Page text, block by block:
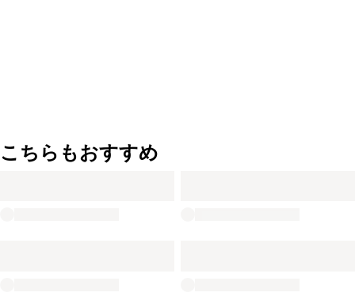
こちらもおすすめ